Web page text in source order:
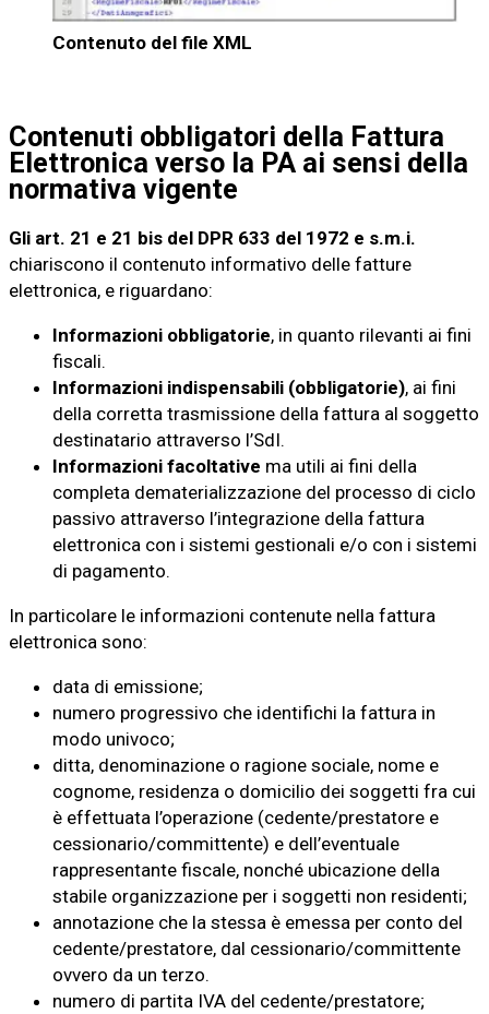
Contenuto del file XML
Contenuti obbligatori della Fattura
Elettronica verso la PA ai sensi della
normativa vigente
Gli art. 21 e 21 bis del DPR 633 del 1972 e s.m.i.
chiariscono il contenuto informativo delle fatture
elettronica, e riguardano:
Informazioni obbligatorie, in quanto rilevanti ai fini
fiscali.
Informazioni indispensabili (obbligatorie), ai fini
della corretta trasmissione della fattura al soggetto
destinatario attraverso l’SdI.
Informazioni facoltative ma utili ai fini della
completa dematerializzazione del processo di ciclo
passivo attraverso l’integrazione della fattura
elettronica con i sistemi gestionali e/o con i sistemi
di pagamento.
In particolare le informazioni contenute nella fattura
elettronica sono:
data di emissione;
numero progressivo che identifichi la fattura in
modo univoco;
ditta, denominazione o ragione sociale, nome e
cognome, residenza o domicilio dei soggetti fra cui
è effettuata l’operazione (cedente/prestatore e
cessionario/committente) e dell’eventuale
rappresentante fiscale, nonché ubicazione della
stabile organizzazione per i soggetti non residenti;
annotazione che la stessa è emessa per conto del
cedente/prestatore, dal cessionario/committente
ovvero da un terzo.
numero di partita IVA del cedente/prestatore;